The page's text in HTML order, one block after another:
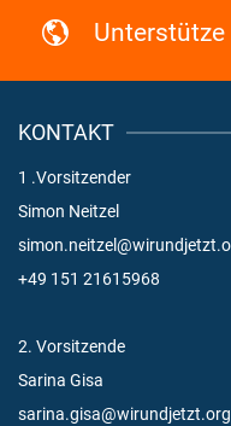
Unterstütze
KONTAKT
1 .Vorsitzender
Simon Neitzel
+49 151 21615968
2. Vorsitzende
Sarina Gisa
sarina.gisa@wirundjetzt.org